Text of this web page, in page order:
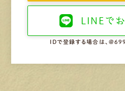
LINEで
IDで登録する場合は、